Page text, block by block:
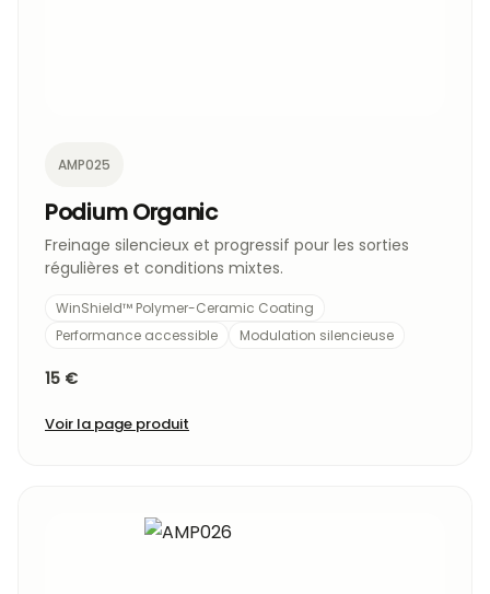
AMP025
Podium Organic
Freinage silencieux et progressif pour les sorties
régulières et conditions mixtes.
WinShield™ Polymer-Ceramic Coating
Performance accessible
Modulation silencieuse
15 €
Voir la page produit